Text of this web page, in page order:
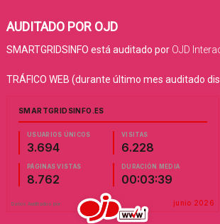
AUDITADO POR OJD
SMARTGRIDSINFO está auditado por OJD
TRÁFICO WEB (durante último mes auditado